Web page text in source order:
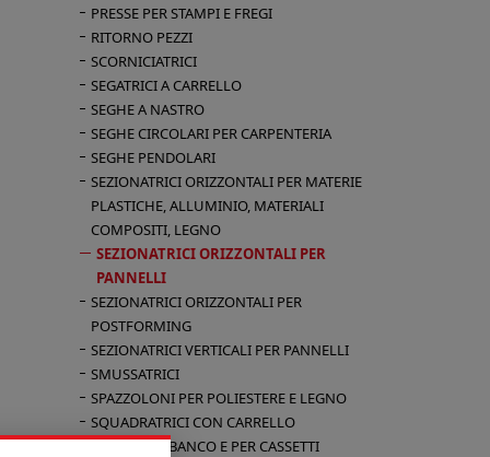
PRESSE PER STAMPI E FREGI
RITORNO PEZZI
SCORNICIATRICI
SEGATRICI A CARRELLO
SEGHE A NASTRO
SEGHE CIRCOLARI PER CARPENTERIA
SEGHE PENDOLARI
SEZIONATRICI ORIZZONTALI PER MATERIE
PLASTICHE, ALLUMINIO, MATERIALI
COMPOSITI, LEGNO
SEZIONATRICI ORIZZONTALI PER
PANNELLI
SEZIONATRICI ORIZZONTALI PER
POSTFORMING
SEZIONATRICI VERTICALI PER PANNELLI
SMUSSATRICI
SPAZZOLONI PER POLIESTERE E LEGNO
SQUADRATRICI CON CARRELLO
STRETTOI A BANCO E PER CASSETTI